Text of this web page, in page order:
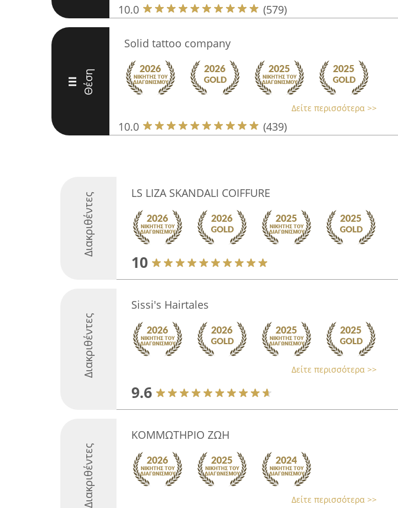
10.0 (579)
III Θέση
Solid tattoo company
Δείτε περισσότερα >>
10.0 (439)
Διακριθέντες LS LIZA SKANDALI COIFFURE
10
Διακριθέντες
Sissi's Hairtales
Δείτε περισσότερα >>
9.6
Διακριθέντες
ΚΟΜΜΩΤΗΡΙΟ ΖΩΗ
Δείτε περισσότερα >>